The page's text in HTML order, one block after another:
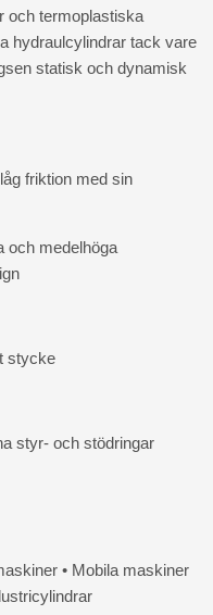
och termoplastiska
hydraulcylindrar tack vare
statisk och dynamisk
friktion med sin
och medelhöga
stycke
styr- och stödringar
• Mobila maskiner